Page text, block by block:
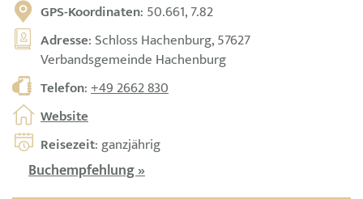
GPS-Koordinaten: 50.661, 7.82
Adresse: Schloss Hachenburg, 57627
Verbandsgemeinde Hachenburg
Telefon:+49 2662 830
Website
Reisezeit: ganzjährig
Buchempfehlung »